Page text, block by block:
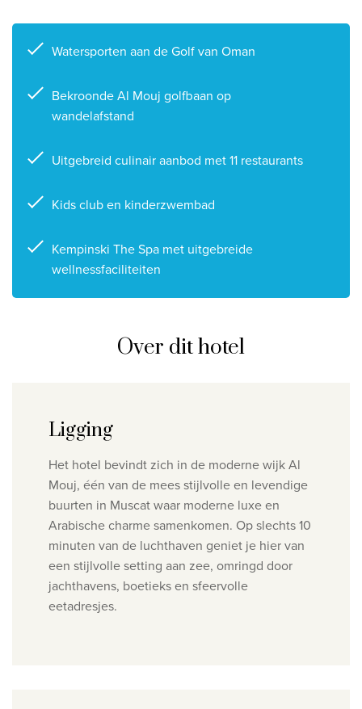
Privacy disclaimer
©2026, Travelworld
Watersporten aan de Golf van Oman
Bekroonde Al Mouj golfbaan op
wandelafstand
Uitgebreid culinair aanbod met 11 restaurants
Kids club en kinderzwembad
Kempinski The Spa met uitgebreide
wellnessfaciliteiten
Over dit hotel
Ligging
Het hotel bevindt zich in de moderne wijk Al
Mouj, één van de mees stijlvolle en levendige
buurten in Muscat waar moderne luxe en
Arabische charme samenkomen. Op slechts 10
minuten van de luchthaven geniet je hier van
een stijlvolle setting aan zee, omringd door
jachthavens, boetieks en sfeervolle
eetadresjes.